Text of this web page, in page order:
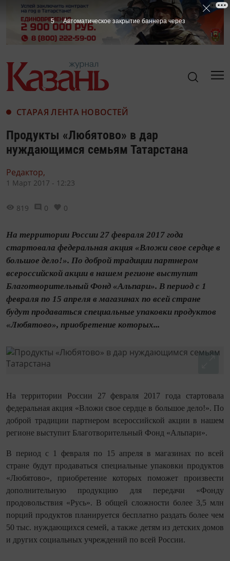
СТАРАЯ ЛЕНТА НОВОСТЕЙ
Продукты «Любятово» в дар
нуждающимся семьям Татарстана
Редактор,
1 Март 2017 - 12:23
819 0 0
На территории России 27 февраля 2017 года
стартовала федеральная акция «Вложи свое сердце в
большое дело!». По доброй традиции партнером
всероссийской акции в нашем регионе выступит
Благотворительный Фонд «Альпари». В период с 1
февраля по 15 апреля в магазинах по всей стране
будут продаваться специальные упаковки продуктов
«Любятово», приобретение которых...
На территории России 27 февраля 2017 года стартовала
федеральная акция «Вложи свое сердце в большое дело!». По
доброй традиции партнером всероссийской акции в нашем
регионе выступит Благотворительный Фонд «Альпари».
В период с 1 февраля по 15 апреля в магазинах по всей
стране будут продаваться специальные упаковки продуктов
«Любятово», приобретение которых поможет произвести
дополнительную продукцию для передачи «Фонду
продовольствия «Русь». В общей сложности более 3,5 млн
порций продуктов планируется бесплатно раздать более чем
50 тыс. нуждающихся семей, а также детям из детских домов
и других социальных учреждений по всей России.
4 Автоматическое закрытие баннера через